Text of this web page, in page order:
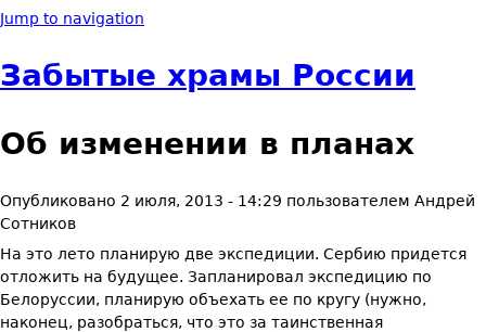
Jump to navigation
Забытые храмы России
Об изменении в планах
Опубликовано 2 июля, 2013 - 14:29 пользователем Андрей
Сотников
На это лето планирую две экспедиции. Сербию придется
отложить на будущее. Запланировал экспедицию по
Белоруссии, планирую объехать ее по кругу (нужно,
наконец, разобраться, что это за таинственная